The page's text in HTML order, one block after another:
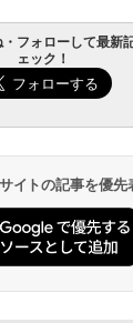
フォローして最新
ェック！
イトの記事を優先